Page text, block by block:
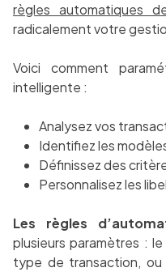
règles automatiques
radicalement votre
Voici comment
intelligente :
Analysez vos
Identifiez les
Définissez des
Personnalisez les
Les règles
plusieurs paramètres :
type de transaction, ou